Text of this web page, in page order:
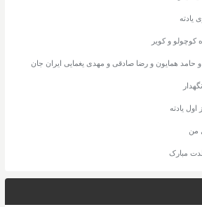
یادته
کوچولو و کویر
حامد همایون و رضا صادقی و مهدی یغمایی ایران جان
اول یادته
من
مبارک